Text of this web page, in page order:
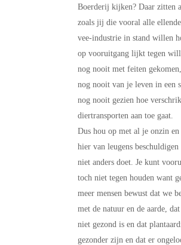
Boerderij kijken? Daar zitten
zoals jij die vooral alle
vee-industrie in stand willen
op vooruitgang lijkt tegen
nog nooit met feiten
nog nooit van je leven in een
nog nooit gezien hoe
diertransporten aan toe gaat.
Dus hou op met al je onzin en
hier van leugens
niet anders doet. Je kunt
toch niet tegen houden want
meer mensen bewust dat we
met de natuur en de aarde,
niet gezond is en dat
gezonder zijn en dat er